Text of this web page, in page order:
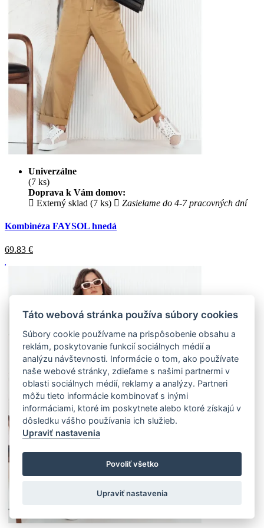
Univerzálne
(7 ks)
Doprava k Vám domov:
Externý sklad (7 ks)
Zasielame do 4-7 pracovných dní
Kombinéza FAYSOL hnedá
69.83 €
Táto webová stránka používa súbory cookies
Súbory cookie používame na prispôsobenie obsahu a
reklám, poskytovanie funkcií sociálnych médií a
analýzu návštevnosti. Informácie o tom, ako používate
naše webové stránky, zdieľame s našimi partnermi v
oblasti sociálnych médií, reklamy a analýzy. Partneri
môžu tieto informácie kombinovať s inými
informáciami, ktoré im poskytnete alebo ktoré získajú v
dôsledku vášho používania ich služieb.
Upraviť nastavenia
Povoliť všetko
Upraviť nastavenia